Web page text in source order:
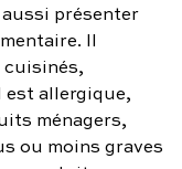
présenter
Il
cuisinés,
allergique,
ménagers,
ou moins graves